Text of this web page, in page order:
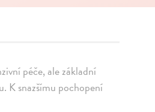
péče, ale základní
K snazšímu pochopení